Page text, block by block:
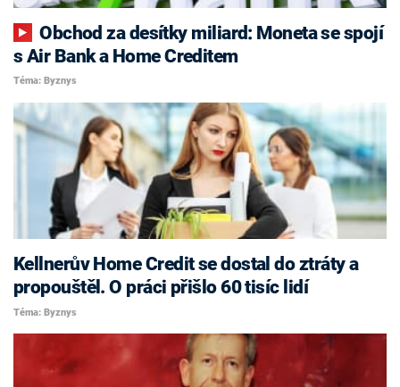
Obchod za desítky miliard: Moneta se spojí
s Air Bank a Home Creditem
Téma: Byznys
Kellnerův Home Credit se dostal do ztráty a
propouštěl. O práci přišlo 60 tisíc lidí
Téma: Byznys